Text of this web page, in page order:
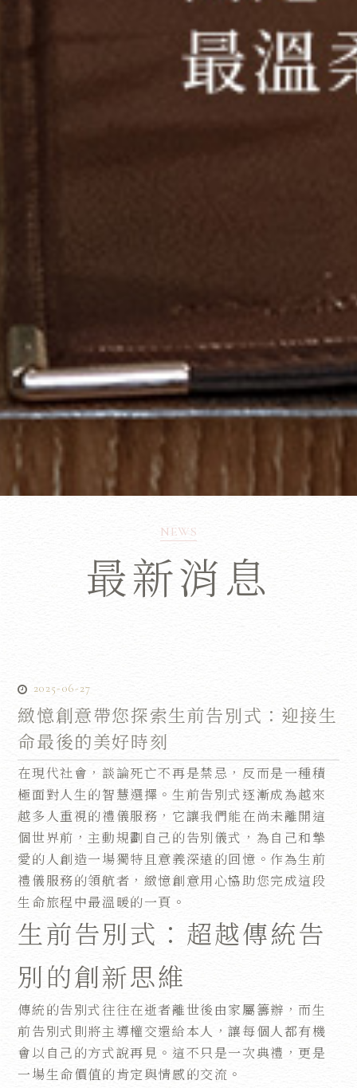
NEWS
最新消息
2025-06-27
緻憶創意帶您探索生前告別式：迎接生
命最後的美好時刻
在現代社會，談論死亡不再是禁忌，反而是一種積
極面對人生的智慧選擇。生前告別式逐漸成為越來
越多人重視的禮儀服務，它讓我們能在尚未離開這
個世界前，主動規劃自己的告別儀式，為自己和摯
愛的人創造一場獨特且意義深遠的回憶。作為生前
禮儀服務的領航者，緻憶創意用心協助您完成這段
生命旅程中最溫暖的一頁。
生前告別式：超越傳統告
別的創新思維
傳統的告別式往往在逝者離世後由家屬籌辦，而生
前告別式則將主導權交還給本人，讓每個人都有機
會以自己的方式說再見。這不只是一次典禮，更是
一場生命價值的肯定與情感的交流。